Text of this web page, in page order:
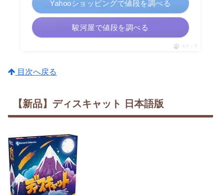
Yahooショッピングで値段を調べる
駿河屋で値段を調べる
ポチップ
目次へ戻る
【新品】ディスキャット 日本語版